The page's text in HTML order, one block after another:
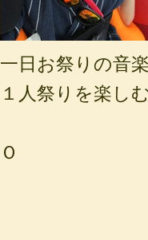
一日お祭りの音
１人祭りを楽し
Ｏ